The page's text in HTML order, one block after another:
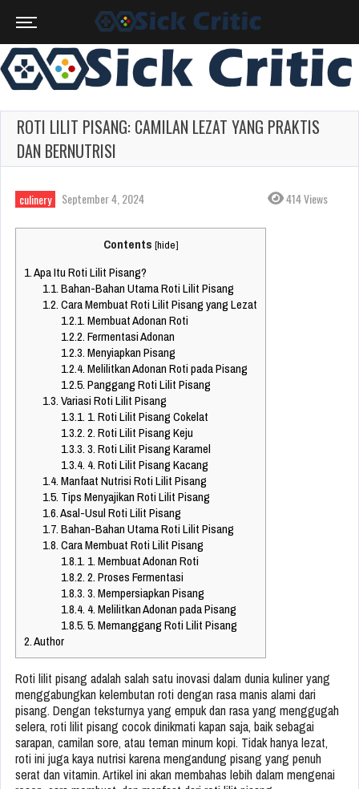
ROTI LILIT PISANG: CAMILAN LEZAT YANG PRAKTIS
DAN BERNUTRISI
culinery September 4, 2024 414 Views
Contents [hide]
1.Apa Itu Roti Lilit Pisang?
1.1.Bahan-Bahan Utama Roti Lilit Pisang
1.2.Cara Membuat Roti Lilit Pisang yang Lezat
1.2.1.Membuat Adonan Roti
1.2.2.Fermentasi Adonan
1.2.3.Menyiapkan Pisang
1.2.4.Melilitkan Adonan Roti pada Pisang
1.2.5.Panggang Roti Lilit Pisang
1.3.Variasi Roti Lilit Pisang
1.3.1. 1. Roti Lilit Pisang Cokelat
1.3.2.2. Roti Lilit Pisang Keju
1.3.3.3. Roti Lilit Pisang Karamel
1.3.4. 4. Roti Lilit Pisang Kacang
1.4.Manfaat Nutrisi Roti Lilit Pisang
1.5. Tips Menyajikan Roti Lilit Pisang
1.6.Asal-Usul Roti Lilit Pisang
1.7.Bahan-Bahan Utama Roti Lilit Pisang
1.8.Cara Membuat Roti Lilit Pisang
1.8.1. 1. Membuat Adonan Roti
1.8.2.2. Proses Fermentasi
1.8.3.3. Mempersiapkan Pisang
1.8.4. 4. Melilitkan Adonan pada Pisang
1.8.5.5. Memanggang Roti Lilit Pisang
2.Author
Roti lilit pisang adalah salah satu inovasi dalam dunia kuliner yang
menggabungkan kelembutan roti dengan rasa manis alami dari
pisang. Dengan teksturnya yang empuk dan rasa yang menggugah
selera, roti lilit pisang cocok dinikmati kapan saja, baik sebagai
sarapan, camilan sore, atau teman minum kopi. Tidak hanya lezat,
roti ini juga kaya nutrisi karena mengandung pisang yang penuh
serat dan vitamin. Artikel ini akan membahas lebih dalam mengenai